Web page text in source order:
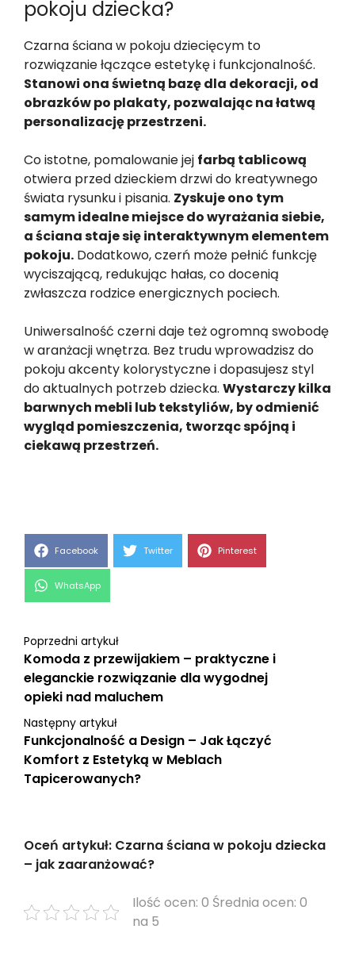
pokoju dziecka?
Czarna ściana w pokoju dziecięcym to
rozwiązanie łączące estetykę i funkcjonalność.
Stanowi ona świetną bazę dla dekoracji, od
obrazków po plakaty, pozwalając na łatwą
personalizację przestrzeni.
Co istotne, pomalowanie jej farbą tablicową
otwiera przed dzieckiem drzwi do kreatywnego
świata rysunku i pisania. Zyskuje ono tym
samym idealne miejsce do wyrażania siebie,
a ściana staje się interaktywnym elementem
pokoju. Dodatkowo, czerń może pełnić funkcję
wyciszającą, redukując hałas, co docenią
zwłaszcza rodzice energicznych pociech.
Uniwersalność czerni daje też ogromną swobodę
w aranżacji wnętrza. Bez trudu wprowadzisz do
pokoju akcenty kolorystyczne i dopasujesz styl
do aktualnych potrzeb dziecka. Wystarczy kilka
barwnych mebli lub tekstyliów, by odmienić
wygląd pomieszczenia, tworząc spójną i
ciekawą przestrzeń.
Share
Facebook Share
Twitter Share
Pinterest
Share
WhatsApp
Poprzedni artykuł
Komoda z przewijakiem – praktyczne i
eleganckie rozwiązanie dla wygodnej
opieki nad maluchem
Następny artykuł
Funkcjonalność a Design – Jak Łączyć
Komfort z Estetyką w Meblach
Tapicerowanych?
Oceń artykuł: Czarna ściana w pokoju dziecka
– jak zaaranżować?
Ilość ocen: 0 Średnia ocen: 0
na 5